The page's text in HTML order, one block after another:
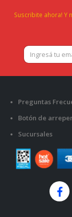
Suscribite ahora! Y
Preguntas
Botón de
Sucursales